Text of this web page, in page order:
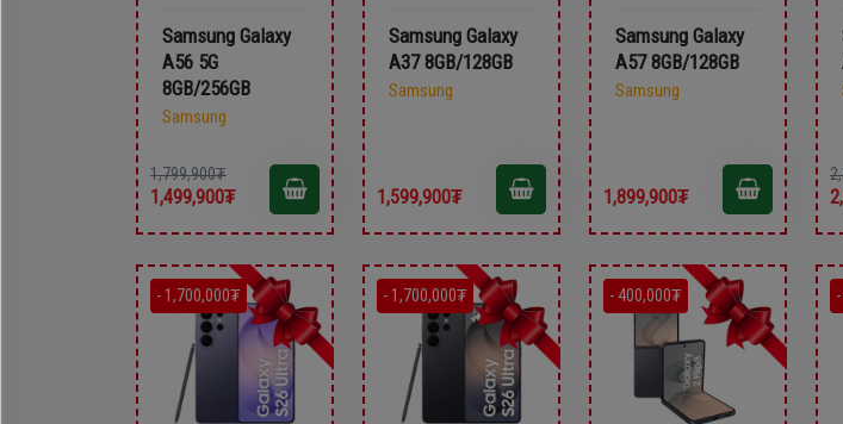
Samsung Galaxy
A56 5G
8GB/256GB
Samsung
1,799,900₮
1,499,900₮
Samsung Galaxy
A37 8GB/128GB
Samsung
1,599,900₮
Samsung Galaxy
A57 8GB/128GB
Samsung
1,899,900₮
- 1,700,000₮ - 1,700,000₮ - 400,000₮